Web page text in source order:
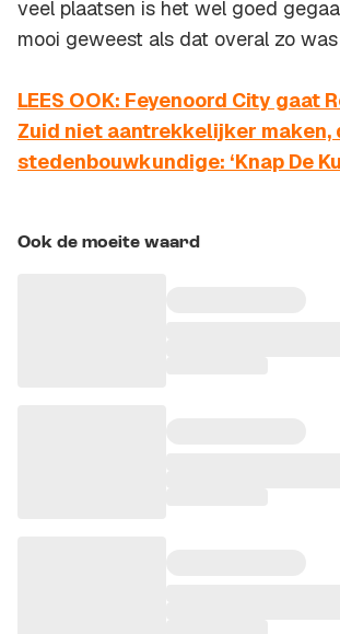
veel plaatsen is het wel goed
mooi geweest als dat overal zo
LEES OOK: Feyenoord City gaat
Zuid niet aantrekkelijker maken,
stedenbouwkundige: ‘Knap De
Ook de moeite waard